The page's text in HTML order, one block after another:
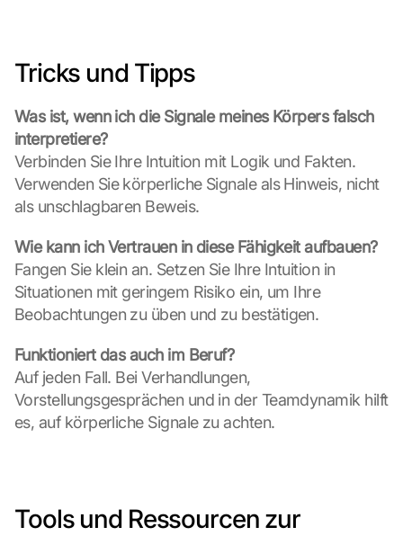
Tricks und Tipps
Was ist, wenn ich die Signale meines Körpers falsch
interpretiere?
Verbinden Sie Ihre Intuition mit Logik und Fakten.
Verwenden Sie körperliche Signale als Hinweis, nicht
als unschlagbaren Beweis.
Wie kann ich Vertrauen in diese Fähigkeit aufbauen?
Fangen Sie klein an. Setzen Sie Ihre Intuition in
Situationen mit geringem Risiko ein, um Ihre
Beobachtungen zu üben und zu bestätigen.
Funktioniert das auch im Beruf?
Auf jeden Fall. Bei Verhandlungen,
Vorstellungsgesprächen und in der Teamdynamik hilft
es, auf körperliche Signale zu achten.
Tools und Ressourcen zur
D
a
b
e
i
w
e
r
d
e
n
a
e
n
a
g